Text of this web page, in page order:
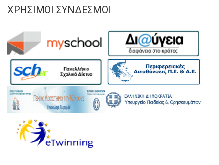
ΧΡΉΣΙΜΟΙ ΣΎΝΔΕΣΜΟΙ